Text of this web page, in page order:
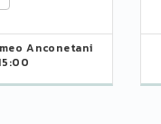
Anconetani
34 55